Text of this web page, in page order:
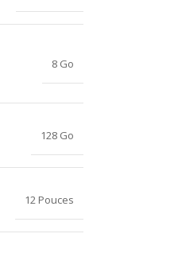
8 Go
128 Go
12 Pouces